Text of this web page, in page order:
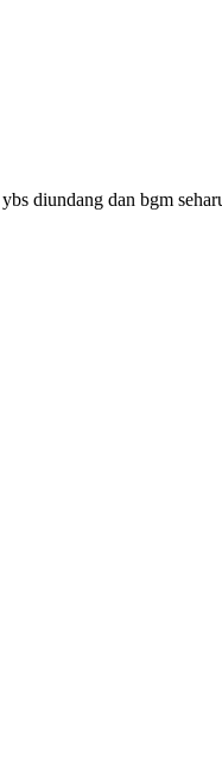
diundang dan bgm